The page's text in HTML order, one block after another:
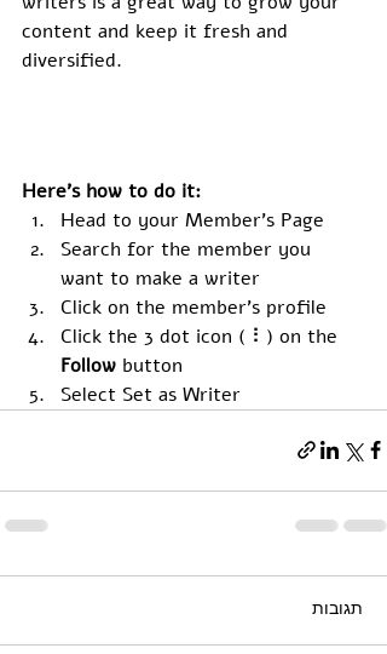
content and keep it fresh and
diversified.
Here’s how to do it:
Head to your Member’s Page
Search for the member you
want to make a writer
Click on the member’s profile
Click the 3 dot icon ( ⠇) on the
Follow button
Select Set as Writer
תגובות